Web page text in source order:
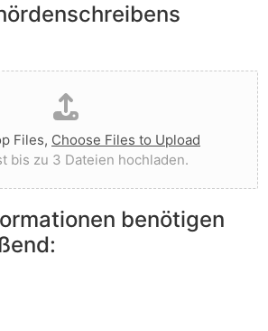
Files, Choose Files to Upload
bis zu 3 Dateien hochladen.
benötigen